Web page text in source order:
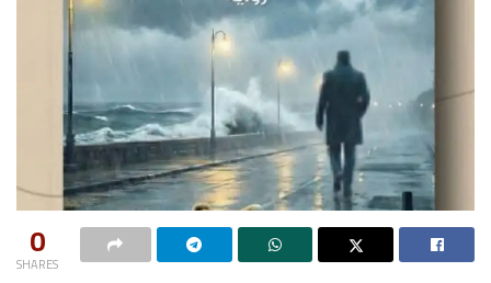
0
SHARES